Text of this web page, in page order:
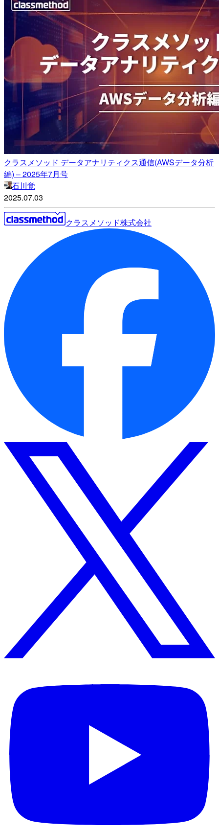
クラスメソッド データアナリティクス通信(AWSデータ分析
編) – 2025年7月号
石川覚
2025.07.03
クラスメソッド株式会社